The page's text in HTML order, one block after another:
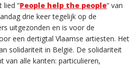
lied “People help the people” van
drie keer tegelijk op de
uitgezonden en is voor de
een dertigtal Vlaamse artiesten. Het
solidariteit in België. De solidariteit
van alle kanten: particulieren,